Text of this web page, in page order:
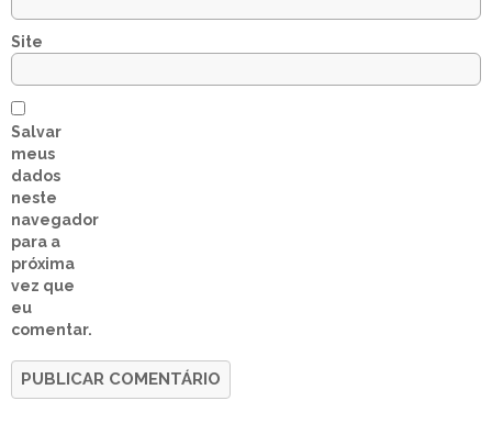
Site
Salvar
meus
dados
neste
navegador
para a
próxima
vez que
eu
comentar.